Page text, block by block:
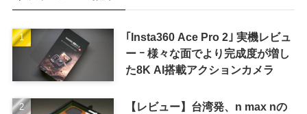
｢Insta360 Ace Pro 2｣ 実機レビュ
ー ｰ 様々な面でより完成度が増し
た8K AI搭載アクションカメラ
【レビュー】台湾発、n max nの